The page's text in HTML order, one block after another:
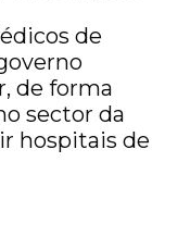
de
de forma
sector da
hospitais de